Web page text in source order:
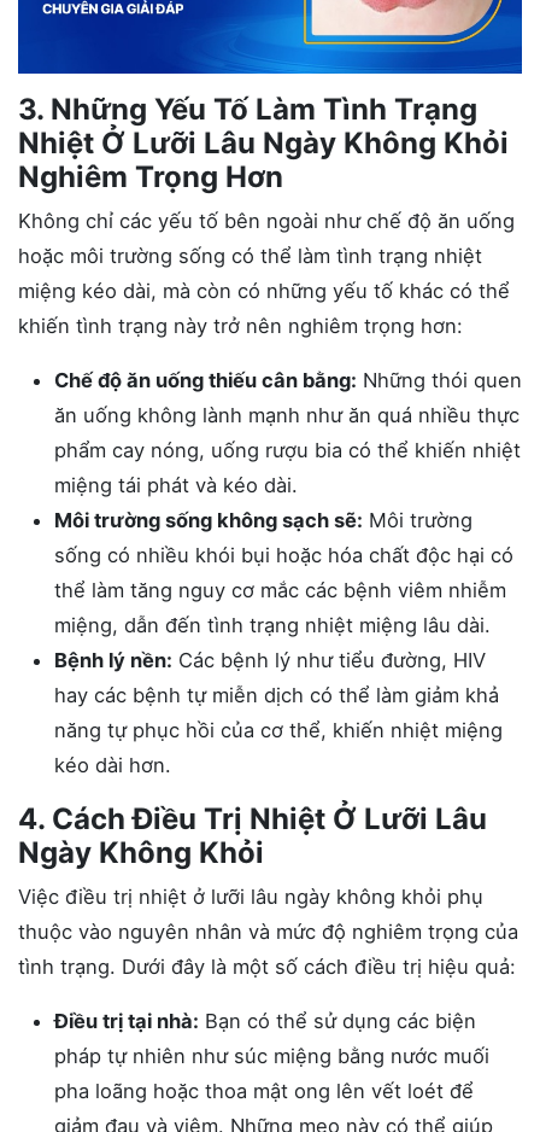
3. Những Yếu Tố Làm Tình Trạng
Nhiệt Ở Lưỡi Lâu Ngày Không Khỏi
Nghiêm Trọng Hơn
Không chỉ các yếu tố bên ngoài như chế độ ăn uống
hoặc môi trường sống có thể làm tình trạng nhiệt
miệng kéo dài, mà còn có những yếu tố khác có thể
khiến tình trạng này trở nên nghiêm trọng hơn:
Chế độ ăn uống thiếu cân bằng: Những thói quen
ăn uống không lành mạnh như ăn quá nhiều thực
phẩm cay nóng, uống rượu bia có thể khiến nhiệt
miệng tái phát và kéo dài.
Môi trường sống không sạch sẽ: Môi trường
sống có nhiều khói bụi hoặc hóa chất độc hại có
thể làm tăng nguy cơ mắc các bệnh viêm nhiễm
miệng, dẫn đến tình trạng nhiệt miệng lâu dài.
Bệnh lý nền: Các bệnh lý như tiểu đường, HIV
hay các bệnh tự miễn dịch có thể làm giảm khả
năng tự phục hồi của cơ thể, khiến nhiệt miệng
kéo dài hơn.
4. Cách Điều Trị Nhiệt Ở Lưỡi Lâu
Ngày Không Khỏi
Việc điều trị nhiệt ở lưỡi lâu ngày không khỏi phụ
thuộc vào nguyên nhân và mức độ nghiêm trọng của
tình trạng. Dưới đây là một số cách điều trị hiệu quả:
Điều trị tại nhà: Bạn có thể sử dụng các biện
pháp tự nhiên như súc miệng bằng nước muối
pha loãng hoặc thoa mật ong lên vết loét để
giảm đau và viêm. Những mẹo này có thể giúp